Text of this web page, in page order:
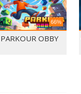
66%
PARKOUR OBBY